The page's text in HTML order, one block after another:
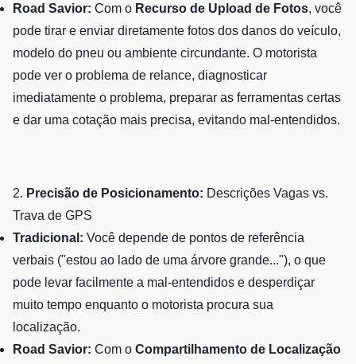
Road Savior: Com o Recurso de Upload de Fotos, você
pode tirar e enviar diretamente fotos dos danos do veículo,
modelo do pneu ou ambiente circundante. O motorista
pode ver o problema de relance, diagnosticar
imediatamente o problema, preparar as ferramentas certas
e dar uma cotação mais precisa, evitando mal-entendidos.
2. Precisão de Posicionamento: Descrições Vagas vs.
Trava de GPS
Tradicional: Você depende de pontos de referência
verbais ("estou ao lado de uma árvore grande..."), o que
pode levar facilmente a mal-entendidos e desperdiçar
muito tempo enquanto o motorista procura sua
localização.
Road Savior: Com o Compartilhamento de Localização